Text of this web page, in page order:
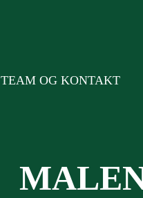
TEAM OG KONTAKT